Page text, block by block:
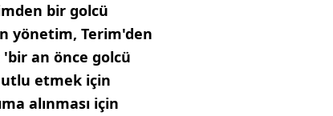
bir golcü
yönetim, Terim'den
an önce golcü
etmek için
alınması için